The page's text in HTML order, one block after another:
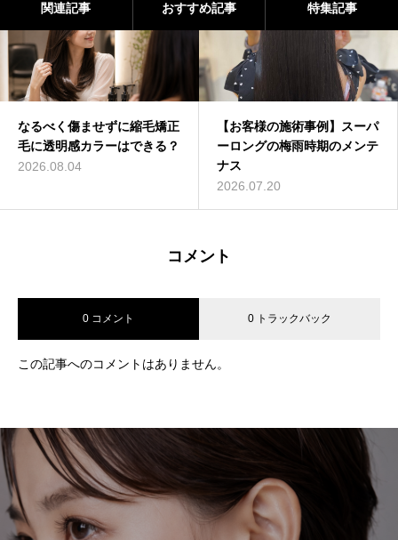
関連記事 おすすめ記事 特集記事
なるべく傷ませずに縮毛矯正
毛に透明感カラーはできる？
2026.08.04
【お客様の施術事例】スーパ
ーロングの梅雨時期のメンテ
ナス
2026.07.20
コメント
0 コメント 0 トラックバック
この記事へのコメントはありません。